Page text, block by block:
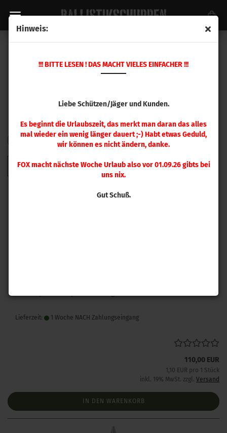
Hinweis:
!!! BITTE LESEN ! DAS MACHT VIELES EINFACHER !!!
Liebe Schützen/Jäger und Kunden.
Es beginnt die Urlaubszeit, das merkt man daran das alles
mal wieder ein wenig länger dauert ;-) Habt etwas Geduld,
wir können es nicht ändern, danke.
FOX macht nächste Woche Urlaub also vor 01.09.26 gibts bei
uns nix.
Gut Schuß.
FILTERSortieren nach
Sortieren nach 48 pro Seite
pro Seite
2 3 4 5 6 7 8 9 »
Lieferzeit: 1 Woche NACH Zahlungseingang
110,00 EUR
1,10 EUR pro 1 Stück
inkl. 19% MwSt. zzgl. Versand
IN DEN WARENKORB